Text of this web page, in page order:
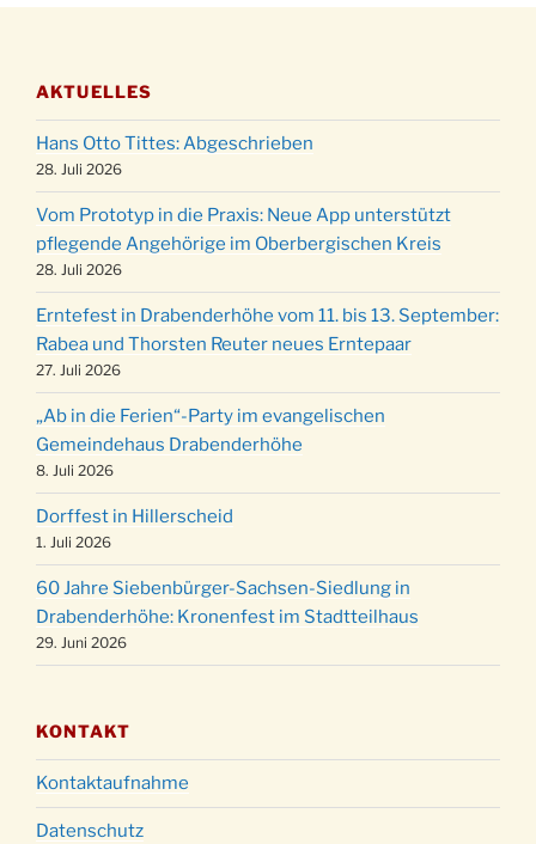
11.12.
Puer-Natus weihnachtliches Brauchtum am
Robert-Gassner-Hof um 17:00 Uhr
19.12.
Kinderbibeltag im Ev. Gemeindehaus von 10-
12 Uhr
20.12.
Weihnachts-Konzert des Honterus Chors in
der Kirche um 17:00 Uhr
24.12.
Familiengottesdienst mit Krippenspiel im Ev.
Gemeindehaus um 15:00 Uhr
24.12. Familiengottesdienst in der FeG um 16 Uhr
24.12.
Weihnachtsgottesdienst in der Kirche um
15:00 Uhr
24.12.
Weihnachtsgottesdienst in der Kirche um
18:00 Uhr
24.12.
Christmette mit der ev. Jugend in der Kirche
um 23:00 Uhr
31.12.
Gottesdienst zu Silvester in der Kirche um
18:00 Uhr
AKTUELLES
Hans Otto Tittes: Abgeschrieben
28. Juli 2026
Vom Prototyp in die Praxis: Neue App unterstützt
pflegende Angehörige im Oberbergischen Kreis
28. Juli 2026
Erntefest in Drabenderhöhe vom 11. bis 13. September:
Rabea und Thorsten Reuter neues Erntepaar
27. Juli 2026
„Ab in die Ferien“-Party im evangelischen
Gemeindehaus Drabenderhöhe
8. Juli 2026
Dorffest in Hillerscheid
1. Juli 2026
60 Jahre Siebenbürger-Sachsen-Siedlung in
Drabenderhöhe: Kronenfest im Stadtteilhaus
29. Juni 2026
KONTAKT
Kontaktaufnahme
Datenschutz